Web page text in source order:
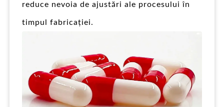
reduce nevoia de ajustări ale procesului în
timpul fabricației.